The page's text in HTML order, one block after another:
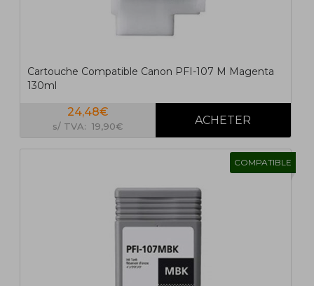
Cartouche Compatible Canon PFI-107 M Magenta
130ml
24,48€
s/ TVA: 19,90€
COMPATIBLE